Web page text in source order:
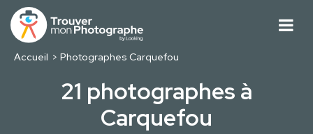
Accueil Photographes Carquefou
21 photographes à
Carquefou